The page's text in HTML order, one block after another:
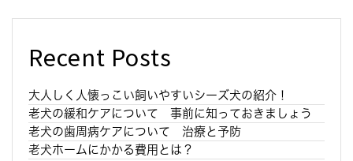
Recent Posts
大人しく人懐っこい飼いやすいシーズ犬の紹介！
老犬の緩和ケアについて 事前に知っておきましょう
老犬の歯周病ケアについて 治療と予防
老犬ホームにかかる費用とは？